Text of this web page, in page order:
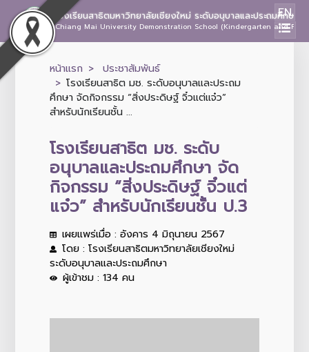
โรงเรียนสาธิตมหาวิทยาลัยเชียงใหม่ ระดับอนุบาลและประถมศึกษา
Chiang Mai University Demonstration School (Kindergarten and
EN
หน้าแรก
ประชาสัมพันธ์
โรงเรียนสาธิต มช. ระดับอนุบาลและประถม
ศึกษา จัดกิจกรรม “สิ่งประดิษฐ์ จิ๋วแต่แจ๋ว”
สำหรับนักเรียนชั้น ...
โรงเรียนสาธิต มช. ระดับ
อนุบาลและประถมศึกษา จัด
กิจกรรม “สิ่งประดิษฐ์ จิ๋วแต่
แจ๋ว” สำหรับนักเรียนชั้น ป.3
เผยแพร่เมื่อ : อังคาร 4 มิถุนายน 2567
โดย : โรงเรียนสาธิตมหาวิทยาลัยเชียงใหม่
ระดับอนุบาลและประถมศึกษา
ผู้เข้าชม : 134 คน